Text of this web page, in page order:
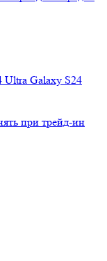
Ultra Galaxy S24
при трейд-ин